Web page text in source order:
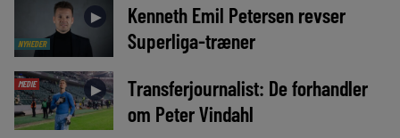
NYHEDER
►
Kenneth Emil Petersen revser
Superliga-træner
MEDIE ►
Transferjournalist: De forhandler
om Peter Vindahl